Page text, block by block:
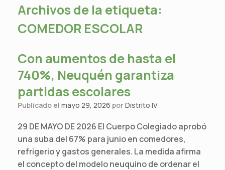
Archivos de la etiqueta:
COMEDOR ESCOLAR
Con aumentos de hasta el
740%, Neuquén garantiza
partidas escolares
Publicado el mayo 29, 2026 porDistrito IV
29 DE MAYO DE 2026 El Cuerpo Colegiado aprobó
una suba del 67% para junio en comedores,
refrigerio y gastos generales. La medida afirma
el concepto del modelo neuquino de ordenar el